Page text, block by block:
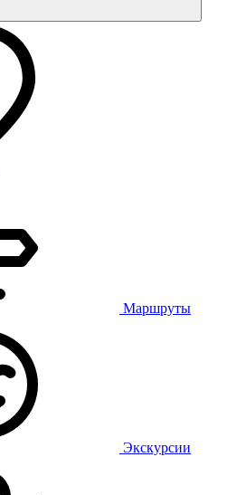
Маршруты
Экскурсии